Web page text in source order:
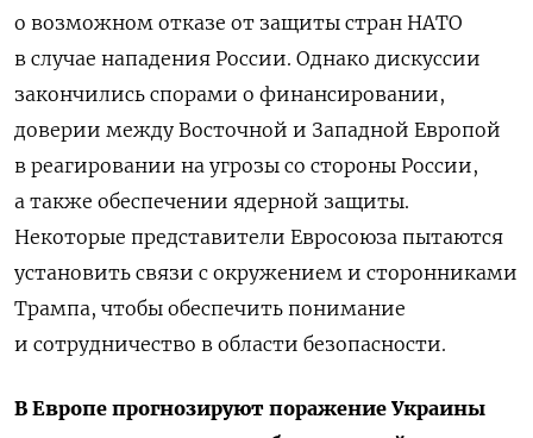
о возможном отказе от защиты стран НАТО
в случае нападения России. Однако дискуссии
закончились спорами о финансировании,
доверии между Восточной и Западной Европой
в реагировании на угрозы со стороны России,
а также обеспечении ядерной защиты.
Некоторые представители Евросоюза пытаются
установить связи с окружением и сторонниками
Трампа, чтобы обеспечить понимание
и сотрудничество в области безопасности.
В Европе прогнозируют поражение Украины